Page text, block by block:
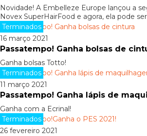
Novidade! A Embelleze Europe lançou a
Novex SuperHairFood e agora, ela pode
Terminados
16 março 2021
Passatempo! Ganha bolsas de
Ganha bolsas Totto!
Terminados
11 março 2021
Passatempo! Ganha lápis de
Ganha com a Ecrinal!
Terminados
26 fevereiro 2021